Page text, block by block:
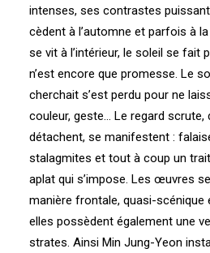
intenses, ses contrastes
cèdent à l’automne et parfois à
se vit à l’intérieur, le soleil se fait
n’est encore que promesse. Le
cherchait s’est perdu pour ne
couleur, geste… Le regard
détachent, se manifestent :
stalagmites et tout à coup un
aplat qui s’impose. Les œuvres
manière frontale, quasi-scénique
elles possèdent également une
strates. Ainsi Min Jung-Yeon